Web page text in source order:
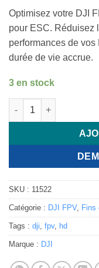
Optimisez votre DJI
pour ESC. Réduisez
performances de
durée de vie accrue.
3 en stock
quantité de DJI FPV -
SKU : 11522
Catégorie : DJI FPV, Fins
Tags : dji fpv, hd
Marque : DJI